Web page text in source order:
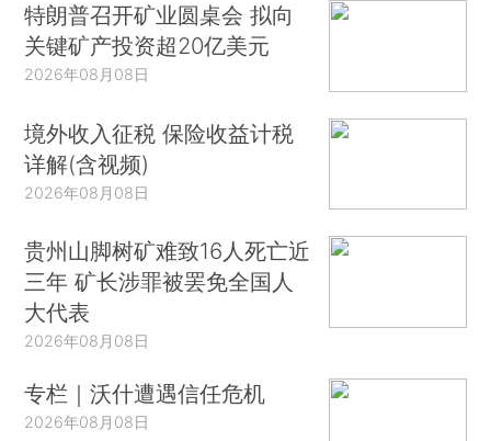
特朗普召开矿业圆桌会 拟向
关键矿产投资超20亿美元
2026年08月08日
境外收入征税 保险收益计税
详解(含视频)
2026年08月08日
贵州山脚树矿难致16人死亡近
三年 矿长涉罪被罢免全国人
大代表
2026年08月08日
专栏｜沃什遭遇信任危机
2026年08月08日